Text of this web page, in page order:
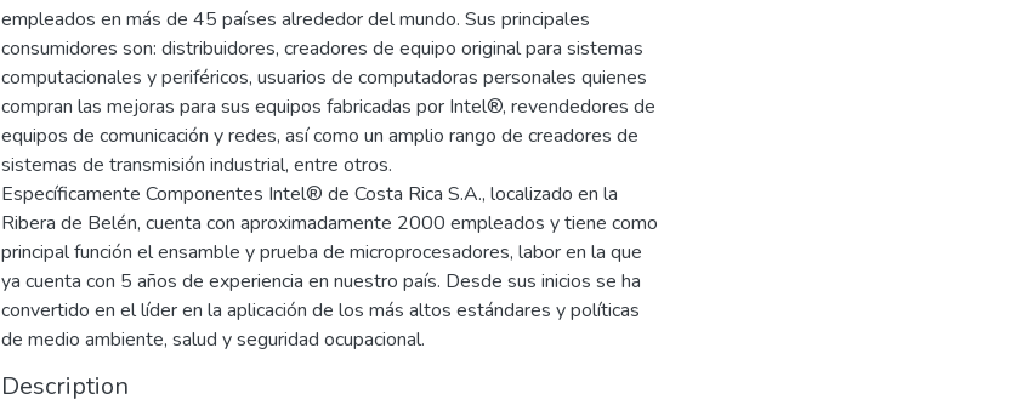
empleados en más de 45 países alrededor del mundo. Sus principales
consumidores son: distribuidores, creadores de equipo original para sistemas
computacionales y periféricos, usuarios de computadoras personales quienes
compran las mejoras para sus equipos fabricadas por Intel®, revendedores de
equipos de comunicación y redes, así como un amplio rango de creadores de
sistemas de transmisión industrial, entre otros.
Específicamente Componentes Intel® de Costa Rica S.A., localizado en la
Ribera de Belén, cuenta con aproximadamente 2000 empleados y tiene como
principal función el ensamble y prueba de microprocesadores, labor en la que
ya cuenta con 5 años de experiencia en nuestro país. Desde sus inicios se ha
convertido en el líder en la aplicación de los más altos estándares y políticas
de medio ambiente, salud y seguridad ocupacional.
Description